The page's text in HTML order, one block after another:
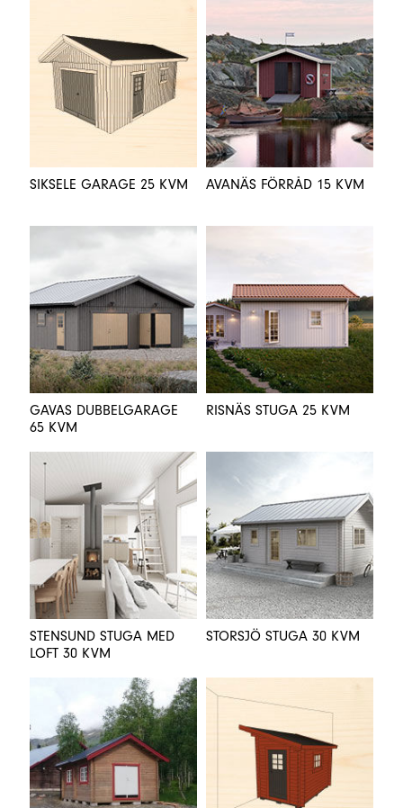
SIKSELE GARAGE 25 KVM AVANÄS FÖRRÅD 15 KVM
GAVAS DUBBELGARAGE
65 KVM
RISNÄS STUGA 25 KVM
STENSUND STUGA MED
LOFT 30 KVM
STORSJÖ STUGA 30 KVM